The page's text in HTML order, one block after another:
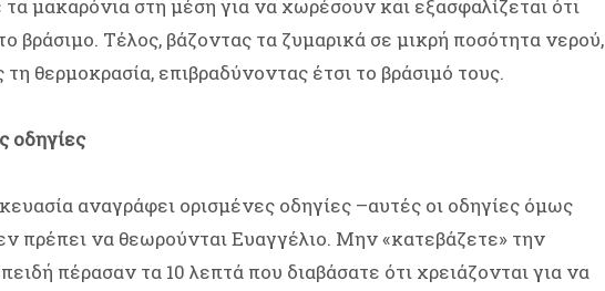
μακαρόνια στη μέση για να χωρέσουν και εξασφαλίζεται ότι
βράσιμο. Τέλος, βάζοντας τα ζυμαρικά σε μικρή ποσότητα νερού,
θερμοκρασία, επιβραδύνοντας έτσι το βράσιμό τους.
οδηγίες
αναγράφει ορισμένες οδηγίες –αυτές οι οδηγίες όμως
πρέπει να θεωρούνται Ευαγγέλιο. Μην «κατεβάζετε» την
πέρασαν τα 10 λεπτά που διαβάσατε ότι χρειάζονται για να